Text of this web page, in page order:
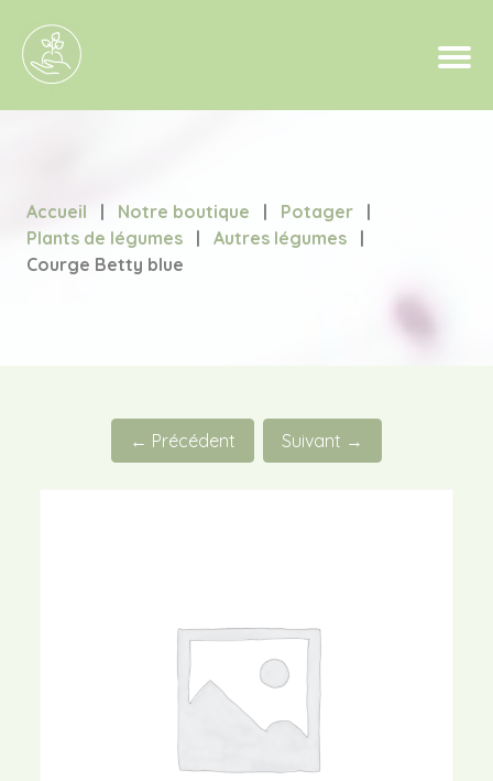
Accueil | Notre boutique | Potager
|
Plants de légumes
| Autres légumes
|
Courge Betty blue
← Précédent Suivant →